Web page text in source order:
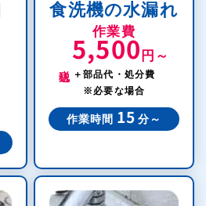
食洗機の水漏れ
作業費
5,500 円～
＋部品代・処分費
※必要な場合
作業時間 15 分～